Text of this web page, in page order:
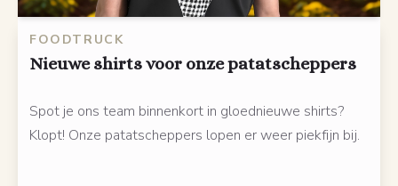
FOODTRUCK
Nieuwe shirts voor onze patatscheppers
Spot je ons team binnenkort in gloednieuwe shirts?
Klopt! Onze patatscheppers lopen er weer piekfijn bij.